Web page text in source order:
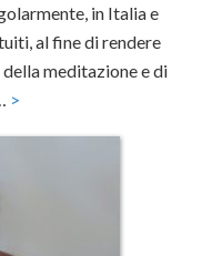
in Italia e
al fine di rendere
meditazione e di
>